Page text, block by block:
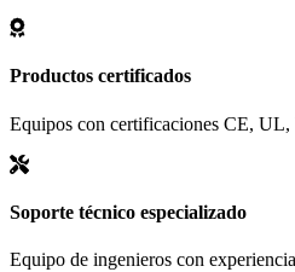
Productos certificados
Equipos con certificaciones CE,
Soporte técnico especializado
Equipo de ingenieros con